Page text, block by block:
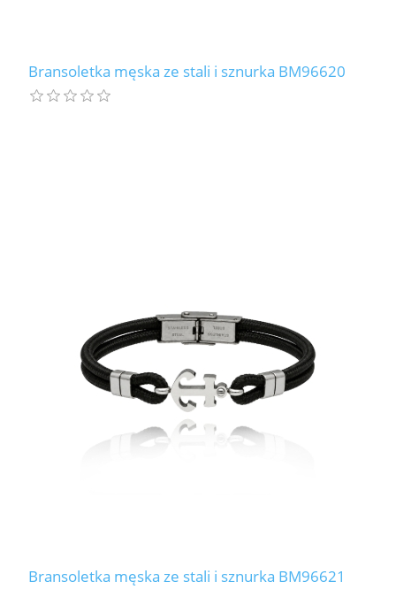
Bransoletka męska ze stali i sznurka BM96620
Bransoletka męska ze stali i sznurka BM96621